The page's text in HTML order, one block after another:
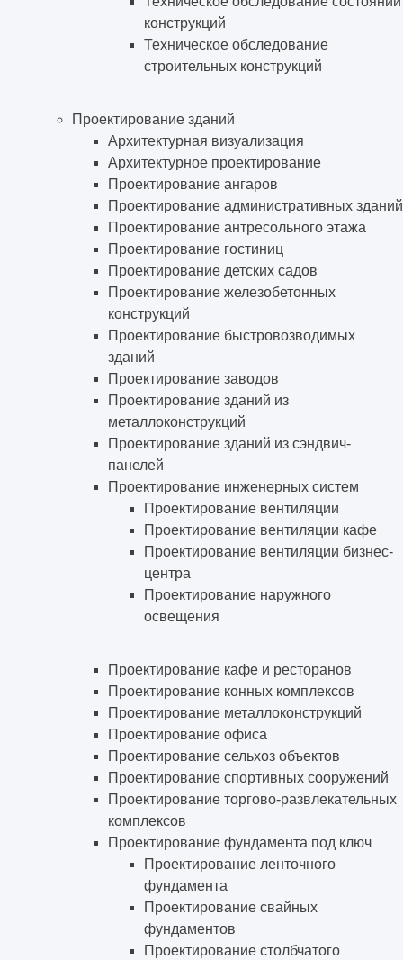
конструкций
Техническое обследование
строительных конструкций
Проектирование зданий
Архитектурная визуализация
Архитектурное проектирование
Проектирование ангаров
Проектирование административных зданий
Проектирование антресольного этажа
Проектирование гостиниц
Проектирование детских садов
Проектирование железобетонных
конструкций
Проектирование быстровозводимых
зданий
Проектирование заводов
Проектирование зданий из
металлоконструкций
Проектирование зданий из сэндвич-
панелей
Проектирование инженерных систем
Проектирование вентиляции
Проектирование вентиляции кафе
Проектирование вентиляции бизнес-
центра
Проектирование наружного
освещения
Проектирование кафе и ресторанов
Проектирование конных комплексов
Проектирование металлоконструкций
Проектирование офиса
Проектирование сельхоз объектов
Проектирование спортивных сооружений
Проектирование торгово-развлекательных
комплексов
Проектирование фундамента под ключ
Проектирование ленточного
фундамента
Проектирование свайных
фундаментов
Проектирование столбчатого